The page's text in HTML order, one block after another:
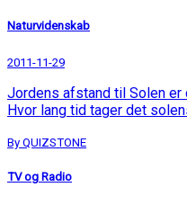
Naturvidenskab
2011-11-29
Jordens afstand til Solen er
Hvor lang tid tager det
By QUIZSTONE
TV og Radio